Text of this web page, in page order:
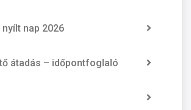
nap 2026
átadás – időpontfoglaló